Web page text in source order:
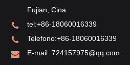
Fujian, Cina
tel:+86-18060016339
Telefono:+86-18060016339
E-mail: 724157975@qq.com